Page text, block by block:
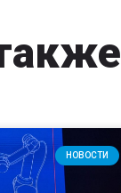
НОВОСТИ